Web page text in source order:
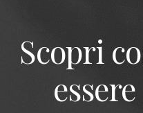
Scopri